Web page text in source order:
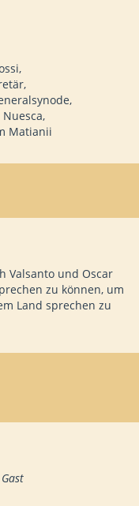
Matianii
Valsanto und Oscar
zu können, um
Land sprechen zu